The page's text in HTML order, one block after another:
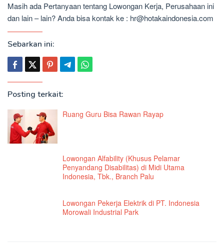
Masih ada Pertanyaan tentang Lowongan Kerja, Perusahaan ini
dan lain – lain? Anda bisa kontak ke : hr@hotakaindonesia.com
Sebarkan ini:
Posting terkait:
Ruang Guru Bisa Rawan Rayap
Lowongan Alfability (Khusus Pelamar
Penyandang Disabilitas) di Midi Utama
Indonesia, Tbk., Branch Palu
Lowongan Pekerja Elektrik di PT. Indonesia
Morowali Industrial Park